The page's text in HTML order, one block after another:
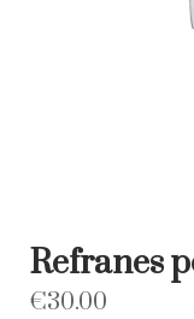
Refranes
€30.00